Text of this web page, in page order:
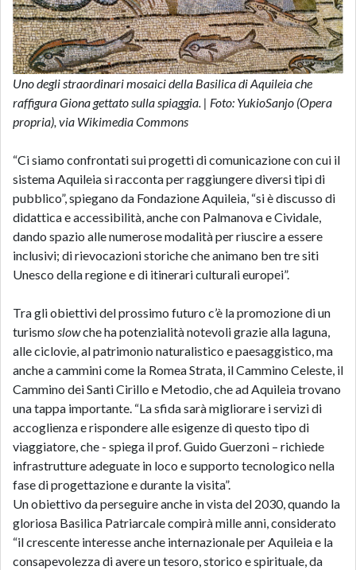
Uno degli straordinari mosaici della Basilica di Aquileia che
raffigura Giona gettato sulla spiaggia. | Foto: YukioSanjo (Opera
propria), via Wikimedia Commons
“Ci siamo confrontati sui progetti di comunicazione con cui il
sistema Aquileia si racconta per raggiungere diversi tipi di
pubblico”, spiegano da Fondazione Aquileia, “si è discusso di
didattica e accessibilità, anche con Palmanova e Cividale,
dando spazio alle numerose modalità per riuscire a essere
inclusivi; di rievocazioni storiche che animano ben tre siti
Unesco della regione e di itinerari culturali europei”.
Tra gli obiettivi del prossimo futuro c’è la promozione di un
turismo slowche ha potenzialità notevoli grazie alla laguna,
alle ciclovie, al patrimonio naturalistico e paesaggistico, ma
anche a cammini come la Romea Strata, il Cammino Celeste, il
Cammino dei Santi Cirillo e Metodio, che ad Aquileia trovano
una tappa importante. “La sfida sarà migliorare i servizi di
accoglienza e rispondere alle esigenze di questo tipo di
viaggiatore, che - spiega il prof. Guido Guerzoni – richiede
infrastrutture adeguate in loco e supporto tecnologico nella
fase di progettazione e durante la visita”.
Un obiettivo da perseguire anche in vista del 2030, quando la
gloriosa Basilica Patriarcale compirà mille anni, considerato
“il crescente interesse anche internazionale per Aquileia e la
consapevolezza di avere un tesoro, storico e spirituale, da